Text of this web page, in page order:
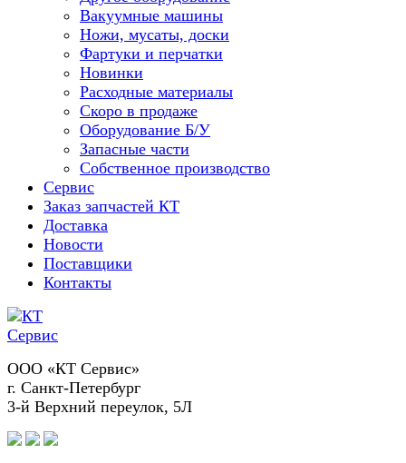
Вакуумные машины
Ножи, мусаты, доски
Фартуки и перчатки
Новинки
Расходные материалы
Скоро в продаже
Оборудование Б/У
Запасные части
Собственное производство
Сервис
Заказ запчастей КТ
Доставка
Новости
Поставщики
Контакты
ООО «КТ Сервис»
г. Санкт-Петербург
3-й Верхний переулок, 5Л